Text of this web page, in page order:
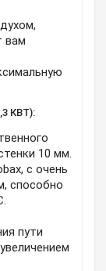
вам
КВТ):
10 мм.
с очень
способно
пути